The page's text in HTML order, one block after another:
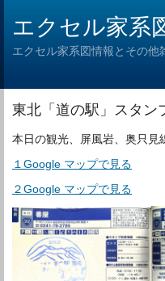
エクセル家系
エクセル家系図情報とその他
東北「道の駅」スタン
本日の観光、屏風岩、奥只見
１Google マップで見る
２Google マップで見る